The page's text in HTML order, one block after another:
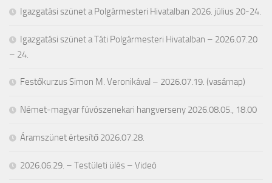
Igazgatási szünet a Polgármesteri Hivatalban 2026. július 20-24.
Igazgatási szünet a Táti Polgármesteri Hivatalban – 2026.07.20
– 24.
Festőkurzus Simon M. Veronikával – 2026.07.19. (vasárnap)
Német-magyar fúvószenekari hangverseny 2026.08.05., 18.00
Áramszünet értesítő 2026.07.28.
2026.06.29. – Testületi ülés – Videó